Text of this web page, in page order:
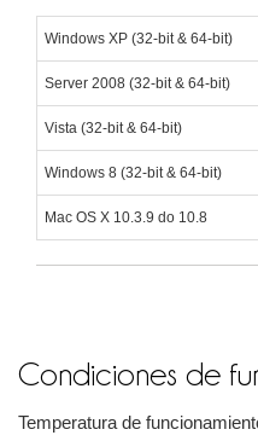
Windows XP (32-bit & 64-bit)
Server 2008 (32-bit & 64-bit)
Vista (32-bit & 64-bit)
Windows 8 (32-bit & 64-bit)
Mac OS X 10.3.9 do 10.8
Condiciones de
Temperatura de